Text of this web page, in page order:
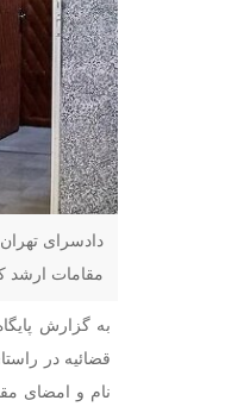
دادسرای
مقامات ارشد
قضائیه در
نام و امضای